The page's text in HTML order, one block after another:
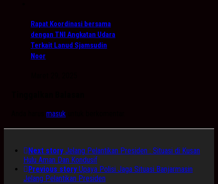
Rapat Koordinasi bersama
dengan TNI Angkatan Udara
Terkait Lanud Sjamsudin
Noor
masuk
Next story Jelang Pelantikan Presiden : Situasi di Kusan
Hulu Aman Dan Kondusif
Previous story Upaya Polisi Jaga Situasi Banjarmasin
Jelang Pelantikan Presiden